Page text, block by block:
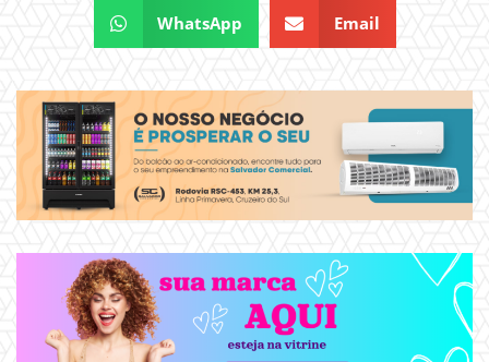
WhatsApp Email